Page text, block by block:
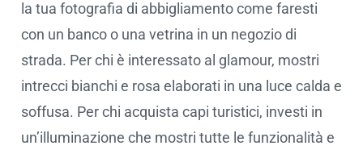
la tua fotografia di abbigliamento come faresti
con un banco o una vetrina in un negozio di
strada. Per chi è interessato al glamour, mostri
intrecci bianchi e rosa elaborati in una luce calda e
soffusa. Per chi acquista capi turistici, investi in
un’illuminazione che mostri tutte le funzionalità e